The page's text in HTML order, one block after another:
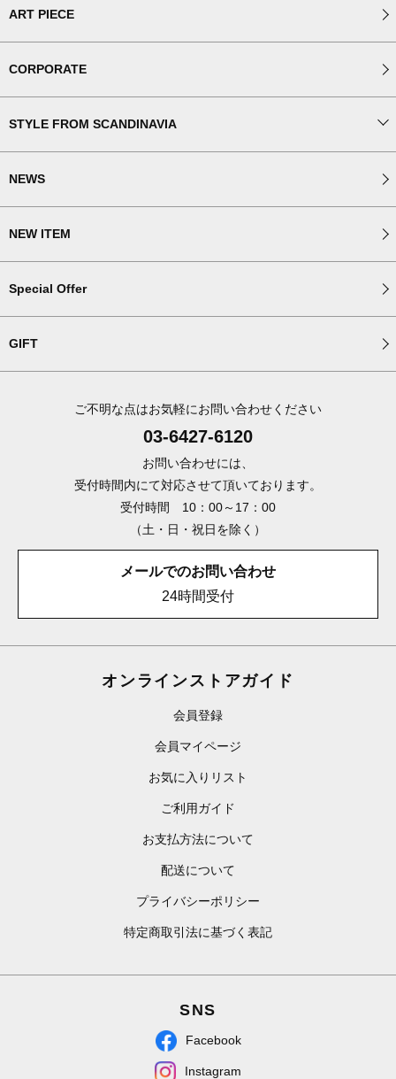
ART PIECE
CORPORATE
STYLE FROM SCANDINAVIA
NEWS
NEW ITEM
Special Offer
GIFT
ご不明な点はお気軽にお問い合わせください
03-6427-6120
お問い合わせには、
受付時間内にて対応させて頂いております。
受付時間 10：00～17：00
（土・日・祝日を除く）
メールでのお問い合わせ
24時間受付
オンラインストアガイド
会員登録
会員マイページ
お気に入りリスト
ご利用ガイド
お支払方法について
配送について
プライバシーポリシー
特定商取引法に基づく表記
SNS
Facebook
Instagram